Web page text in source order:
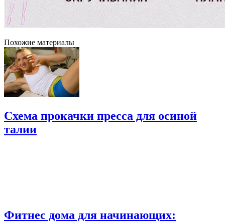
Похожие материалы
Схема прокачки пресса для осиной
талии
Фитнес дома для начинающих: